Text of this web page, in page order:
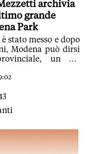
archivia
grande
Park
stato messo e dopo
Modena può dirsi
un po'